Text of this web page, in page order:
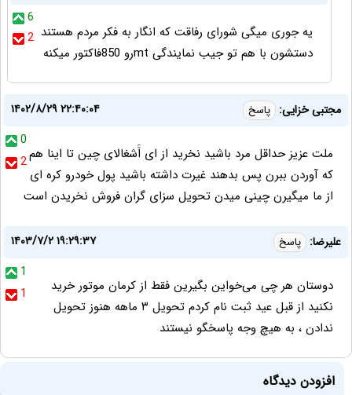
6
2 یه جوری میگی شورای رفاقت که انگار به فکر مردم هستند
دستشون با هم تو جیب نمایندگی mtرو 850فاکتور میکنه
مجتبی خزایی: پاسخ
۱۴۰۲/۸/۲۹ ۲۲:۴۰:۰۴
0
2ملت عزیز حداقل مرد باشید نخرید از ای اََشغالای چین تا اینا هم
که آوردن ببرن پس بدهند غیرت داشته باشید پول خودرو کره ای
از ما میگیرن چینی میدن تحویل سزای گران فروش نخریدن است
علیرضا: پاسخ
۱۴۰۳/۷/۲ ۱۹:۲۹:۳۷
1
1
دوستان هر چی می‌خواین بگیرین فقط از کرمان موتور خرید
نکنید از قبل عید ثبت نام کردم تحویل ۳ ماهه هنوز تحویل
ندادن ، به هیچ وجه پاسخگو نیستند
افزودن دیدگاه